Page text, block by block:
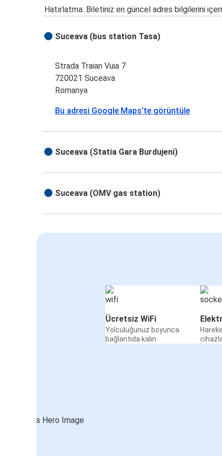
Hatırlatma: Biletiniz en güncel adres bilgilerini
Suceava (bus station Tasa)
Strada Traian Vuia 7
720021 Suceava
Romanya
Bu adresi Google Maps’te görüntüle
Suceava (Statia Gara Burdujeni)
Suceava (OMV gas station)
Ücretsiz WiFi
Yolculuğunuz boyunca
bağlantıda kalın